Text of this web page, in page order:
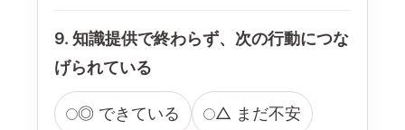
9. 知識提供で終わらず、次の行動につな
げられている
◎ できている △ まだ不安